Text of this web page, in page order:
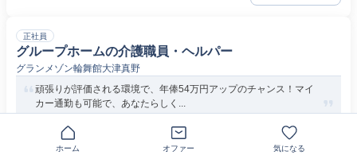
正社員
グループホームの介護職員・ヘルパー
グランメゾン輪舞館大津真野
頑張りが評価される環境で、年俸54万円アップのチャンス！マイ
カー通勤も可能で、あなたらしく...
滋賀県大津市真野
月給22万円以上
求める人材: 介護福祉士・実務者研修・介護職員基礎研修・初
ホーム オファー 気になる